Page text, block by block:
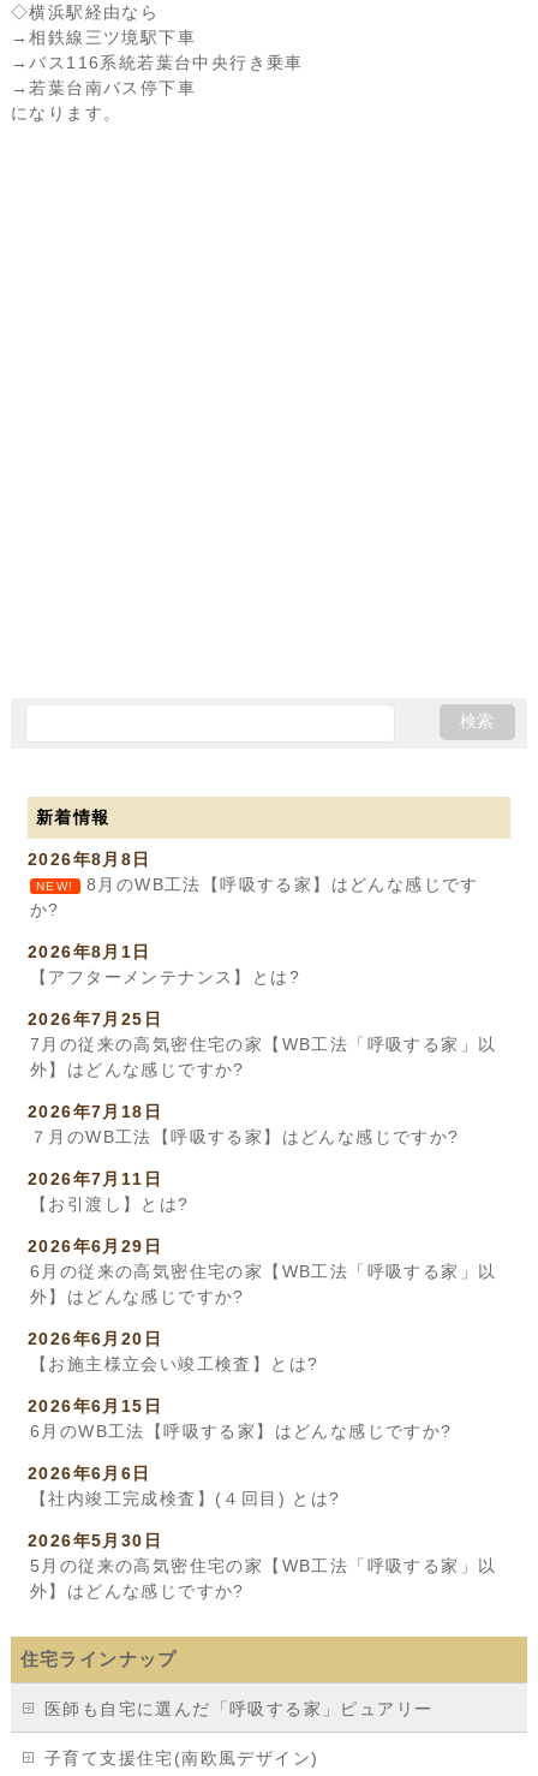
◇横浜駅経由なら
→相鉄線三ツ境駅下車
→バス116系統若葉台中央行き乗車
→若葉台南バス停下車
になります。
新着情報
2026年8月8日
NEW!
8月のWB工法【呼吸する家】はどんな感じです
か?
2026年8月1日
【アフターメンテナンス】とは?
2026年7月25日
7月の従来の高気密住宅の家【WB工法「呼吸する家」以
外】はどんな感じですか?
2026年7月18日
７月のWB工法【呼吸する家】はどんな感じですか?
2026年7月11日
【お引渡し】とは?
2026年6月29日
6月の従来の高気密住宅の家【WB工法「呼吸する家」以
外】はどんな感じですか?
2026年6月20日
【お施主様立会い竣工検査】とは?
2026年6月15日
6月のWB工法【呼吸する家】はどんな感じですか?
2026年6月6日
【社内竣工完成検査】(４回目) とは?
2026年5月30日
5月の従来の高気密住宅の家【WB工法「呼吸する家」以
外】はどんな感じですか?
住宅ラインナップ
医師も自宅に選んだ「呼吸する家」ピュアリー
子育て支援住宅(南欧風デザイン)